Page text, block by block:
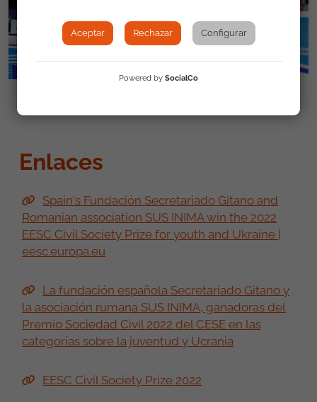
Enlaces
Spain's Fundación Secretariado Gitano and
Romanian association SUS INIMA win the 2022
EESC Civil Society Prize for youth and Ukraine |
eesc.europa.eu
La fundación española Secretariado Gitano y
la asociación rumana SUS INIMA, ganadoras del
Premio Sociedad Civil 2022 del CESE en las
categorías sobre la juventud y Ucrania
EESC Civil Society Prize 2022
Aceptar Rechazar Configurar
Powered by SocialCo